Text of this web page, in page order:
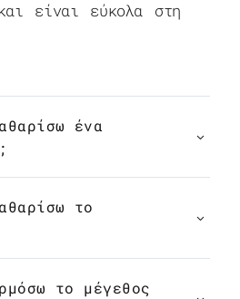
είναι εύκολα στη
ένα
το
το μέγεθος